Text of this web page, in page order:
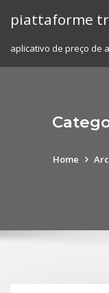
piattaforme
aplicativo de preço de
Home